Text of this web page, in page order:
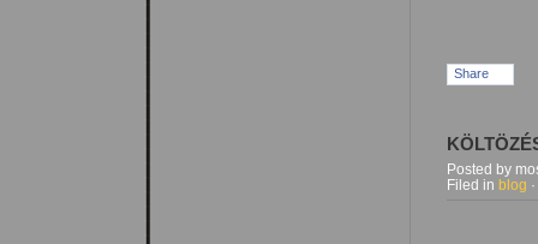
Share
Posted by
Filed in blog ·